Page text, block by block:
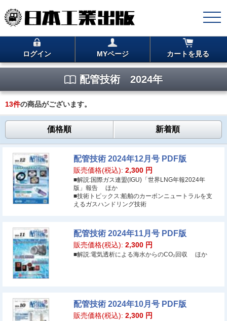
ログイン MYページ カートを見る
配管技術 2024年
13件の商品がございます。
価格順 新着順
配管技術 2024年12月号 PDF版
販売価格(税込): 2,300 円
■解説:国際ガス連盟(IGU)「世界LNG年報2024年
版」報告 ほか
■技術トピックス:船舶のカーボンニュートラルを支
えるガスハンドリング技術
配管技術 2024年11月号 PDF版
販売価格(税込): 2,300 円
■解説:電気透析による海水からのCO₂回収 ほか
配管技術 2024年10月号 PDF版
販売価格(税込): 2,300 円